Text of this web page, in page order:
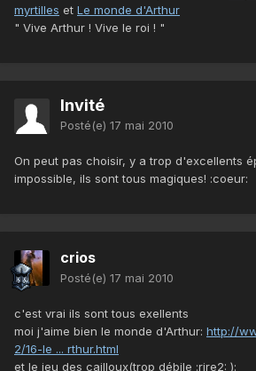
myrtilles et Le monde d'Arthur
" Vive Arthur ! Vive le roi ! "
Invité
Posté(e) 17 mai 2010
On peut pas choisir, y a trop d'excellents
impossible, ils sont tous magiques! :coeur:
crios
Posté(e) 17 mai 2010
c'est vrai ils sont tous exellents
moi j'aime bien le monde d'Arthur: http://
2/16-le ... rthur.html
et le jeu des cailloux(trop débile :rire2: ):